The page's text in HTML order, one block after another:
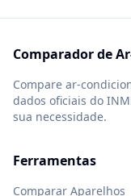
Comparador de
Compare ar-
dados oficiais do
sua necessidade.
Ferramentas
Comparar Aparelhos